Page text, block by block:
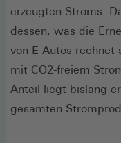
erzeugten Stroms.
dessen, was die
von E-Autos rechnet
mit CO2-freiem
Anteil liegt bislang
gesamten